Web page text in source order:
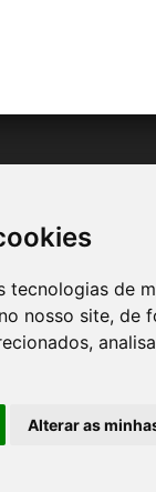
tecnologias de
nosso site, de
Alterar as